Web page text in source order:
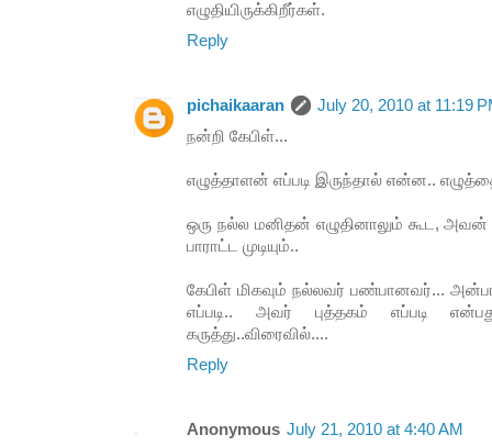
எழுதியிருக்கிறீர்கள்.
Reply
pichaikaaran
July 20, 2010 at 11:19
நன்றி கேபிள்...
எழுத்தாளன் எப்படி இருந்தால் என்ன..
ஒரு நல்ல மனிதன் எழுதினாலும் கூட, அவன்
பாராட்ட முடியும்..
கேபிள் மிகவும் நல்லவர் பண்பானவர்...
எப்படி.. அவர் புத்தகம் எப்படி
கருத்து..விரைவில்....
Reply
Anonymous July 21, 2010 at 4:40 AM